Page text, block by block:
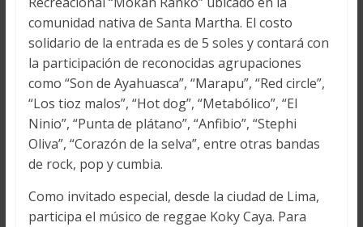
comunidad nativa de Santa Martha. El costo
solidario de la entrada es de 5 soles y contará con
la participación de reconocidas agrupaciones
como “Son de Ayahuasca”, “Marapu”, “Red circle”,
“Los tioz malos”, “Hot dog”, “Metabólico”, “El
Ninio”, “Punta de plátano”, “Anfibio”, “Stephi
Oliva”, “Corazón de la selva”, entre otras bandas
de rock, pop y cumbia.
Como invitado especial, desde la ciudad de Lima,
participa el músico de reggae Koky Caya. Para